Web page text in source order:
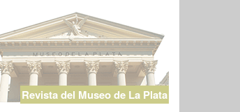
Revista del Museo de La Plata